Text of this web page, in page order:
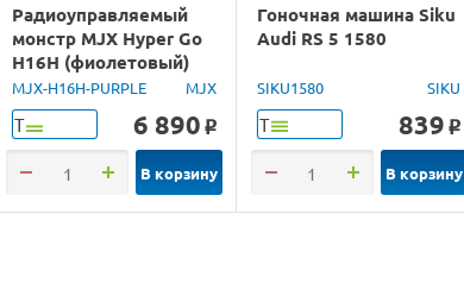
Радиоуправляемый
монстр MJX Hyper Go
H16H (фиолетовый)
4WD 2.4G LED GPS
1/16 RTR
MJX-H16H-PURPLE MJX
Т 6 890 o
В корзину
Гоночная машина Siku
Audi RS 5 1580
SIKU1580 SIKU
Т 839 o
В корзину